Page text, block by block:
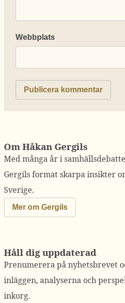
Webbplats
Om Håkan Gergils
Med många år i
Gergils format skarpa insikter
Sverige.
Mer om Gergils
Håll dig uppdaterad
Prenumerera på nyhetsbrevet
inläggen, analyserna och
inkorg.